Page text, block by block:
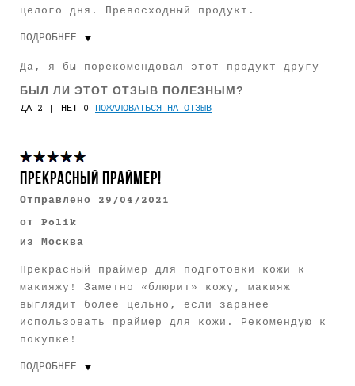
целого дня. Превосходный продукт.
ПОДРОБНЕЕ
Пользуюсь Smashbox 1-3 года
Да, я бы порекомендовал этот продукт другу
БЫЛ ЛИ ЭТОТ ОТЗЫВ ПОЛЕЗНЫМ?
2 0 ПОЖАЛОВАТЬСЯ НА ОТЗЫВ
ПРЕКРАСНЫЙ ПРАЙМЕР!
Отправлено 29/04/2021
от
Polik
из
Москва
Прекрасный праймер для подготовки кожи к
макияжу! Заметно «блюрит» кожу, макияж
выглядит более цельно, если заранее
использовать праймер для кожи. Рекомендую к
покупке!
ПОДРОБНЕЕ